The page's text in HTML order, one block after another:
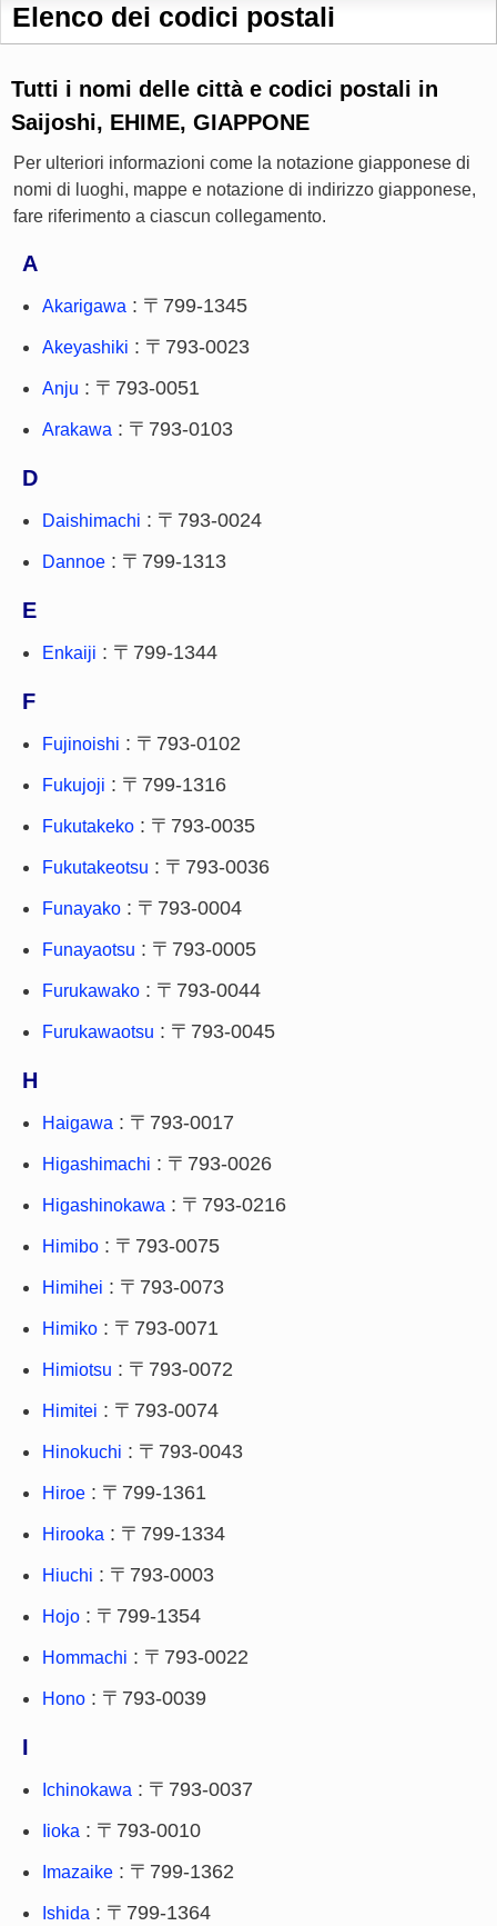
Elenco dei codici postali
Tutti i nomi delle città e codici postali in
Saijoshi, EHIME, GIAPPONE
Per ulteriori informazioni come la notazione giapponese di
nomi di luoghi, mappe e notazione di indirizzo giapponese,
fare riferimento a ciascun collegamento.
A
Akarigawa : 〒799-1345
Akeyashiki : 〒793-0023
Anju : 〒793-0051
Arakawa : 〒793-0103
D
Daishimachi : 〒793-0024
Dannoe : 〒799-1313
E
Enkaiji : 〒799-1344
F
Fujinoishi : 〒793-0102
Fukujoji : 〒799-1316
Fukutakeko : 〒793-0035
Fukutakeotsu : 〒793-0036
Funayako : 〒793-0004
Funayaotsu : 〒793-0005
Furukawako : 〒793-0044
Furukawaotsu : 〒793-0045
H
Haigawa : 〒793-0017
Higashimachi : 〒793-0026
Higashinokawa : 〒793-0216
Himibo : 〒793-0075
Himihei : 〒793-0073
Himiko : 〒793-0071
Himiotsu : 〒793-0072
Himitei : 〒793-0074
Hinokuchi : 〒793-0043
Hiroe : 〒799-1361
Hirooka : 〒799-1334
Hiuchi : 〒793-0003
Hojo : 〒799-1354
Hommachi : 〒793-0022
Hono : 〒793-0039
I
Ichinokawa : 〒793-0037
Iioka : 〒793-0010
Imazaike : 〒799-1362
Ishida : 〒799-1364